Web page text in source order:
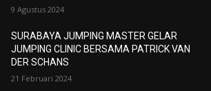
9 Agustus 2024
SURABAYA JUMPING MASTER GELAR
JUMPING CLINIC BERSAMA PATRICK VAN
DER SCHANS
21 Februari 2024